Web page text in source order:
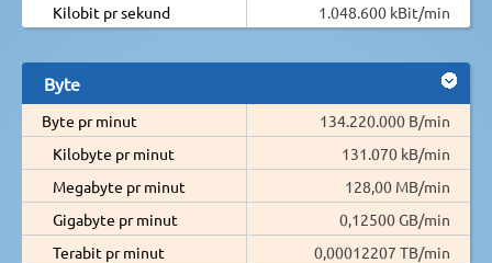
Kilobit pr sekund
1.048.600 kBit/min
Byte
Byte pr minut
134.220.000 B/min
Kilobyte pr minut
131.070 kB/min
Megabyte pr minut
128,00 MB/min
Gigabyte pr minut
0,12500 GB/min
Terabit pr minut
0,00012207 TB/min